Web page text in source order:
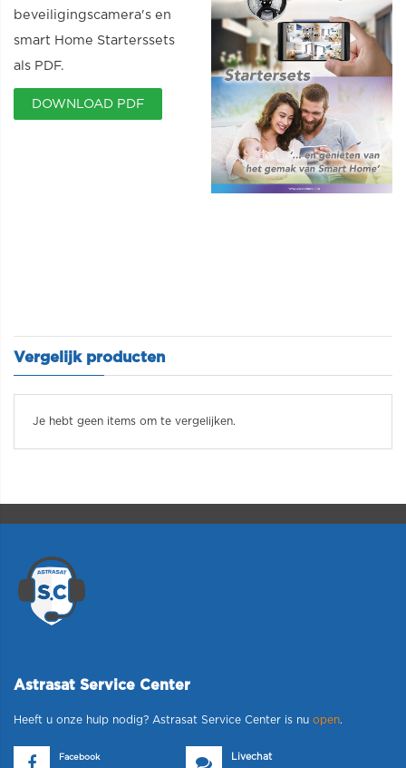
beveiligingscamera's en
smart Home Starterssets
als PDF.
DOWNLOAD PDF
Vergelijk producten
Je hebt geen items om te vergelijken.
Astrasat Service Center
Heeft u onze hulp nodig? Astrasat Service Center is nu open.
Facebook
Livechat